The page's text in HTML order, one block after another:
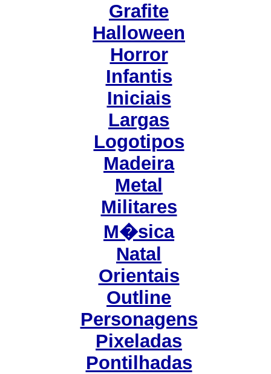
Grafite
Halloween
Horror
Infantis
Iniciais
Largas
Logotipos
Madeira
Metal
Militares
M�sica
Natal
Orientais
Outline
Personagens
Pixeladas
Pontilhadas